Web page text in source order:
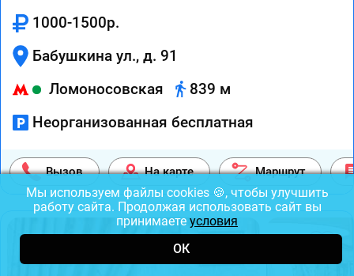
1000-1500р.
Бабушкина ул., д. 91
Ломоносовская
839 м
Неорганизованная бесплатная
Вызов На карте Маршрут
Мы используем файлы cookies 🍪, чтобы улучшить
работу сайта. Продолжая использовать сайт вы
принимаете условия
ОК